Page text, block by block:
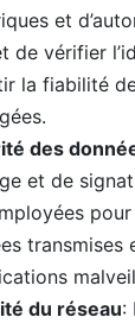
et
de vérifier
la fiabilité
des
et de
transmises
du réseau: